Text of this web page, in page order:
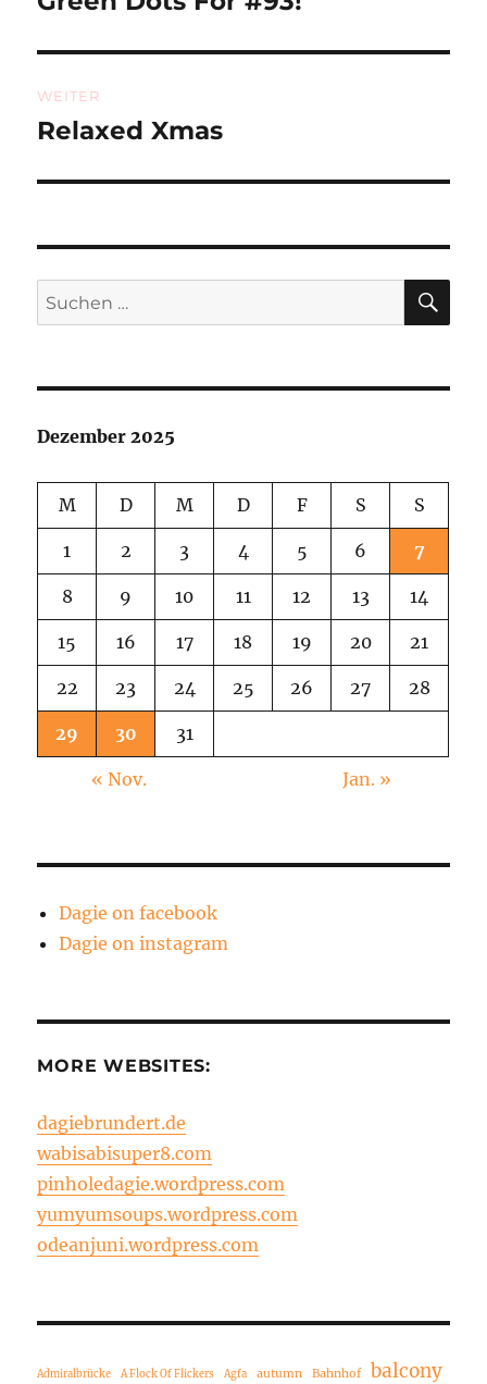
WEITER
Nächster
Relaxed Xmas
Suchen
nach:
Dezember 2025
M D M D F S S
1 2 3 4 5 6 7
8 9 10 11 12 13 14
15 16 17 18 19 20 21
22 23 24 25 26 27 28
29 30 31
« Nov. Jan. »
Dagie on facebook
Dagie on instagram
MORE WEBSITES:
dagiebrundert.de
wabisabisuper8.com
pinholedagie.wordpress.com
yumyumsoups.wordpress.com
odeanjuni.wordpress.com
Admiralbrücke A Flock Of Flickers Agfa autumn Bahnhof
balcony